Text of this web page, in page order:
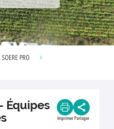
PRO
Équipes
Imprimer Partager